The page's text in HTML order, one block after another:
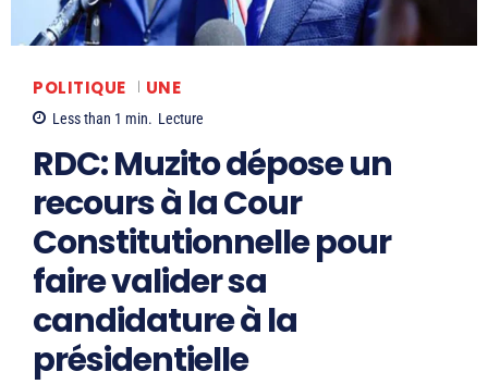
POLITIQUE UNE
Less than 1 min. Lecture
RDC: Muzito dépose un
recours à la Cour
Constitutionnelle pour
faire valider sa
candidature à la
présidentielle